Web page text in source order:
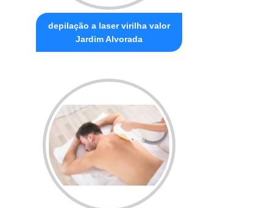
depilação a laser virilha valor
Jardim Alvorada